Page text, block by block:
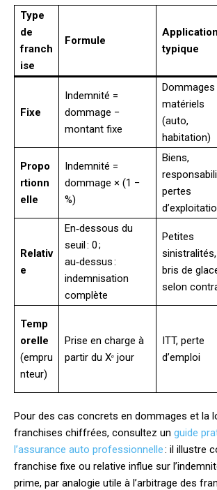
Type
de
franch
ise
Formule
Application
typique
Fixe
Indemnité =
dommage −
montant fixe
Dommages
matériels
(auto,
habitation)
Propo
rtionn
elle
Indemnité =
dommage × (1 −
%)
Biens,
pertes
Relativ
e
En‑dessous du
seuil : 0 ;
au‑dessus :
indemnisation
complète
Petites
sinistralités,
bris de
selon
Temp
orelle
(empru
nteur)
Prise en charge à
partir du Xᵉ jour
ITT, perte
d’emploi
Pour des cas concrets en dommages et la
franchises chiffrées, consultez un guide
l’assurance auto professionnelle: il illustre
franchise fixe ou relative influe sur
prime, par analogie utile à l’arbitrage des